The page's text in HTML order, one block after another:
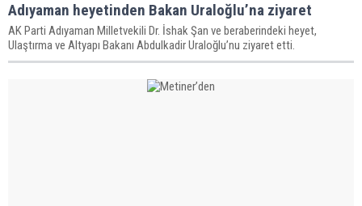
Adıyaman heyetinden Bakan Uraloğlu’na ziyaret
AK Parti Adıyaman Milletvekili Dr. İshak Şan ve beraberindeki heyet,
Ulaştırma ve Altyapı Bakanı Abdulkadir Uraloğlu’nu ziyaret etti.